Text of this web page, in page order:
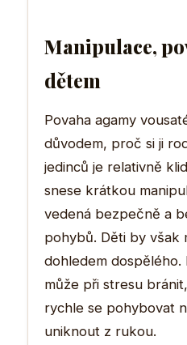
Manipulace,
dětem
Povaha agamy
důvodem, proč si ji
jedinců je relativně
snese krátkou
vedená bezpečně a
pohybů. Děti by však
dohledem
může při stresu
rychle se pohybovat
uniknout z rukou.